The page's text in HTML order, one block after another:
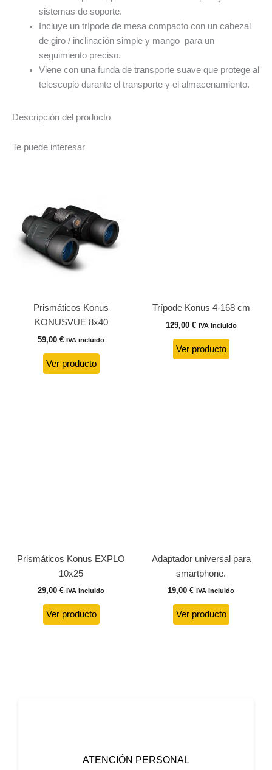
sistemas de soporte.
Incluye un trípode de mesa compacto con un cabezal
de giro / inclinación simple y mango para un
seguimiento preciso.
Viene con una funda de transporte suave que protege al
telescopio durante el transporte y el almacenamiento.
Descripción del producto
Te puede interesar
Prismáticos Konus
KONUSVUE 8x40
59,00 € IVA incluido
Ver producto
Trípode Konus 4-168 cm
129,00 € IVA incluido
Ver producto
Prismáticos Konus EXPLO
10x25
29,00 € IVA incluido
Ver producto
Adaptador universal para
smartphone.
19,00 € IVA incluido
Ver producto
ATENCIÓN PERSONAL